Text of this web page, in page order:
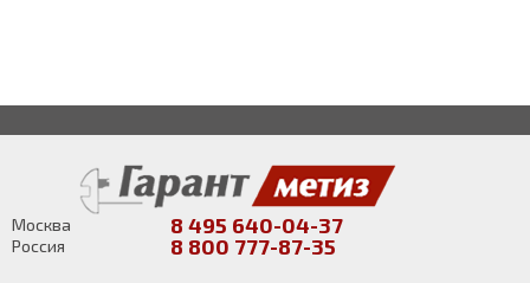
Москва 8 495 640-04-37
Россия 8 800 777-87-35